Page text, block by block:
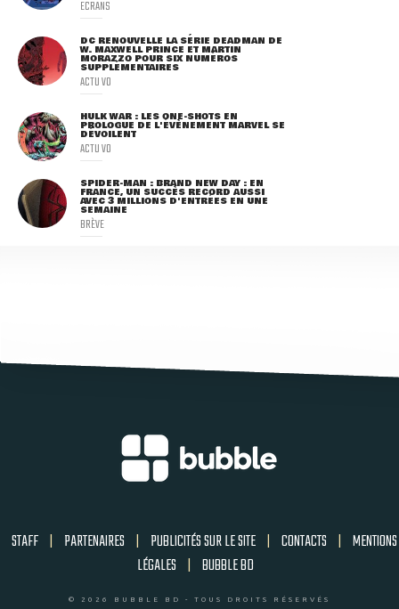
ECRANS
DC RENOUVELLE LA SÉRIE DEADMAN DE
W. MAXWELL PRINCE ET MARTIN
MORAZZO POUR SIX NUMÉROS
SUPPLÉMENTAIRES
ACTU VO
HULK WAR : LES ONE-SHOTS EN
PROLOGUE DE L'ÉVÈNEMENT MARVEL SE
DÉVOILENT
ACTU VO
SPIDER-MAN : BRAND NEW DAY : EN
FRANCE, UN SUCCÈS RECORD AUSSI
AVEC 3 MILLIONS D'ENTRÉES EN UNE
SEMAINE
BRÈVE
STAFF | PARTENAIRES | PUBLICITÉS SUR LE SITE | CONTACTS | MENTIONS
LÉGALES | BUBBLE BD
© 2026 BUBBLE BD - TOUS DROITS RÉSERVÉS